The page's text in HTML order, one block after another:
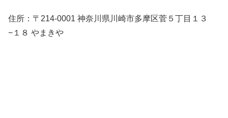
住所：〒214-0001 神奈川県川崎市多摩区菅５丁目１３
−１８ やまきや